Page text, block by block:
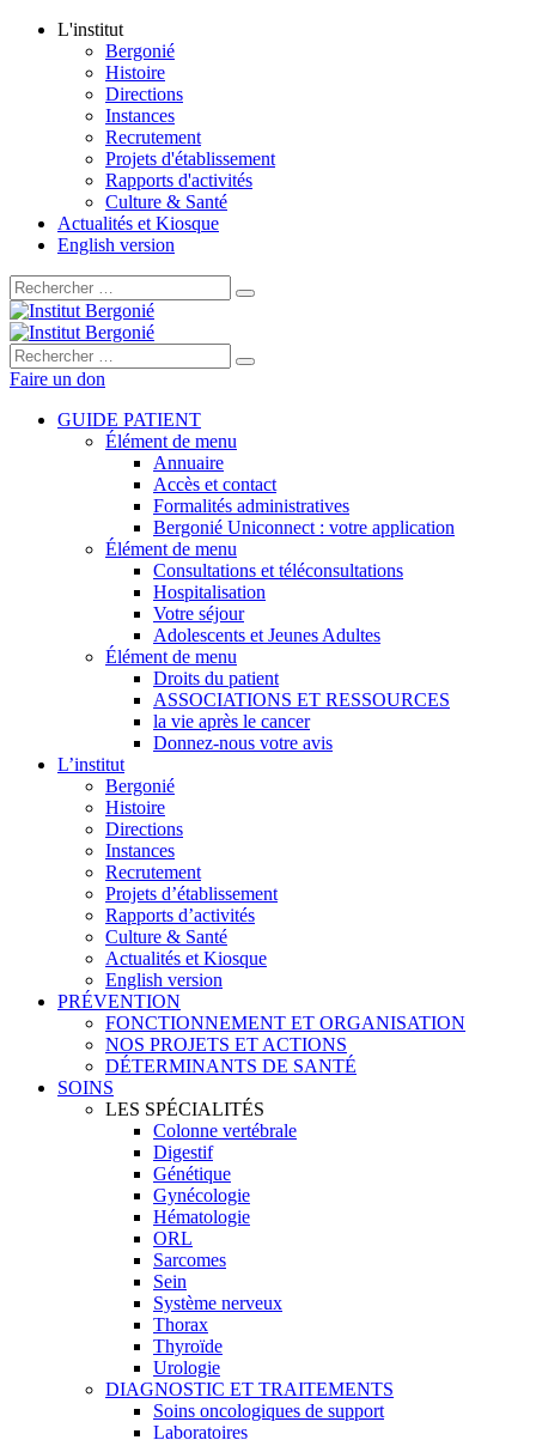
L'institut
Bergonié
Histoire
Directions
Instances
Recrutement
Projets d'établissement
Rapports d'activités
Culture & Santé
Actualités et Kiosque
English version
Rechercher :
Rechercher :
Faire un don
GUIDE PATIENT
Élément de menu
Annuaire
Accès et contact
Formalités administratives
Bergonié Uniconnect : votre application
Élément de menu
Consultations et téléconsultations
Hospitalisation
Votre séjour
Adolescents et Jeunes Adultes
Élément de menu
Droits du patient
ASSOCIATIONS ET RESSOURCES
la vie après le cancer
Donnez-nous votre avis
L’institut
Bergonié
Histoire
Directions
Instances
Recrutement
Projets d’établissement
Rapports d’activités
Culture & Santé
Actualités et Kiosque
English version
PRÉVENTION
FONCTIONNEMENT ET ORGANISATION
NOS PROJETS ET ACTIONS
DÉTERMINANTS DE SANTÉ
SOINS
LES SPÉCIALITÉS
Colonne vertébrale
Digestif
Génétique
Gynécologie
Hématologie
ORL
Sarcomes
Sein
Système nerveux
Thorax
Thyroïde
Urologie
DIAGNOSTIC ET TRAITEMENTS
Soins oncologiques de support
Laboratoires